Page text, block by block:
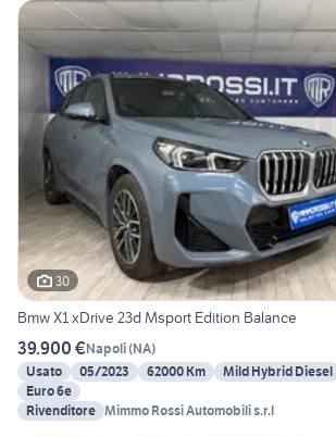
30
Bmw X1 xDrive 23d Msport Edition Balance
39.900 €Napoli(NA)
Usato
05/2023 62000 Km Mild Hybrid Diesel
Euro 6e
Rivenditore Mimmo Rossi Automobili s.r.l